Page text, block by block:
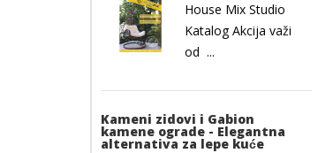
House Mix Studio
Katalog Akcija važi
od ...
Kameni zidovi i Gabion
kamene ograde - Elegantna
alternativa za lepe kuće